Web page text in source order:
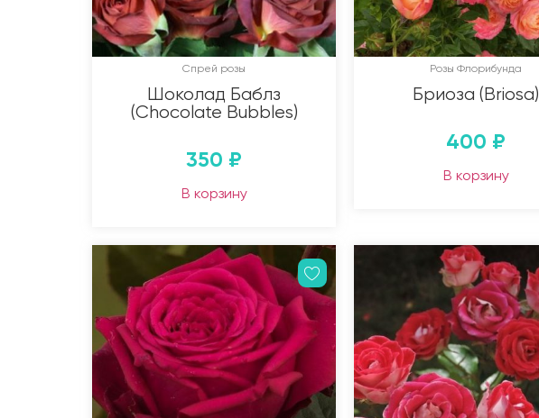
Спрей розы
Шоколад Баблз
(Chocolate Bubbles)
350 ₽
В корзину
Розы Флорибунда
Бриоза (Briosa)
400 ₽
В корзину